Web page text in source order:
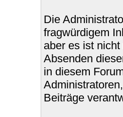
Die
fragwürdigem
aber es ist
Absenden
in diesem
Beiträge